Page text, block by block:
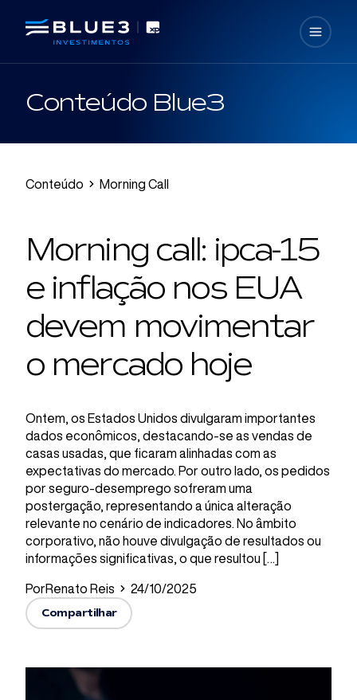
Conteúdo Blue3
Conteúdo Morning Call
Morning call: ipca-15
e inflação nos EUA
devem movimentar
o mercado hoje
Ontem, os Estados Unidos divulgaram importantes
dados econômicos, destacando-se as vendas de
casas usadas, que ficaram alinhadas com as
expectativas do mercado. Por outro lado, os pedidos
por seguro-desemprego sofreram uma
postergação, representando a única alteração
relevante no cenário de indicadores. No âmbito
corporativo, não houve divulgação de resultados ou
informações significativas, o que resultou […]
PorRenato Reis 24/10/2025
Compartilhar